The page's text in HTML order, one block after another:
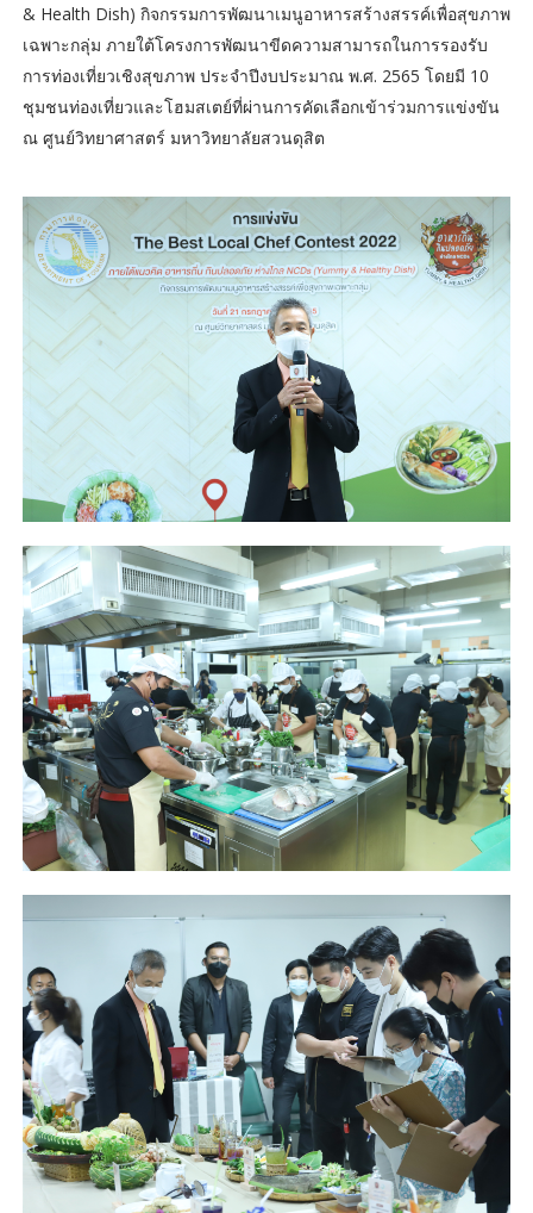
& Health Dish) กิจกรรมการพัฒนาเมนูอาหารสร้างสรรค์เพื่อสุขภาพ
เฉพาะกลุ่ม ภายใต้โครงการพัฒนาขีดความสามารถในการรองรับ
การท่องเที่ยวเชิงสุขภาพ ประจำปีงบประมาณ พ.ศ. 2565 โดยมี 10
ชุมชนท่องเที่ยวและโฮมสเตย์ที่ผ่านการคัดเลือกเข้าร่วมการแข่งขัน
ณ ศูนย์วิทยาศาสตร์ มหาวิทยาลัยสวนดุสิต